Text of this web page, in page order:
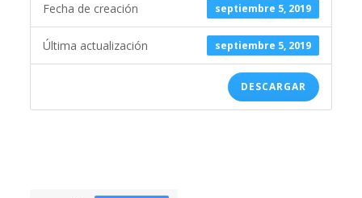
septiembre 5, 2019
Fecha de creación
septiembre 5, 2019
Última actualización
DESCARGAR